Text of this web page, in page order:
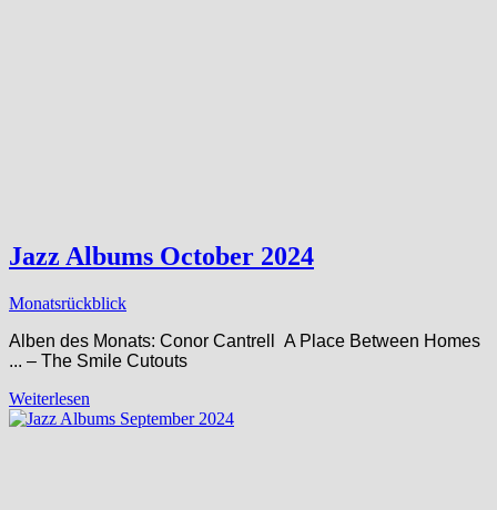
Jazz Albums October 2024
Monatsrückblick
Alben des Monats: Conor Cantrell A Place Between Homes ​
.​.​. – The Smile Cutouts
Weiterlesen